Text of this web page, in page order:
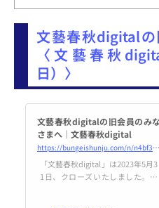
文藝春秋digital
〈文藝春秋
日）〉
文藝春秋digitalの旧会員のみ
さまへ｜文藝春秋digital
https://bungeishunju.com/n/n4bf371fb2b3e
「文藝春秋digital」は2023年5月3
1日、クローズいたしました。こ